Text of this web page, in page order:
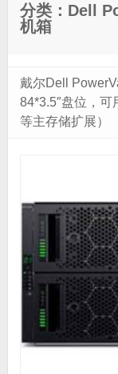
分类：Dell
机箱
戴尔Dell
84*3.5″盘位，
等主存储扩展）